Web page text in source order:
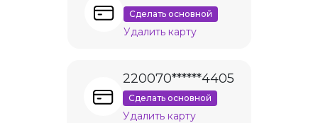
Сделать основной
Удалить карту
220070******4405
Сделать основной
Удалить карту